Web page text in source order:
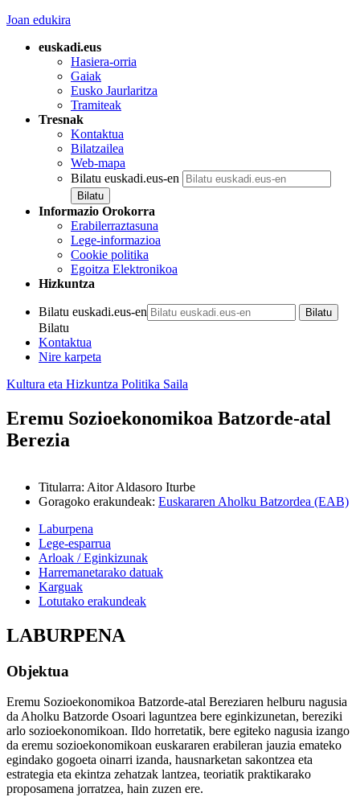
Joan edukira
euskadi.eus
Hasiera-orria
Gaiak
Eusko Jaurlaritza
Tramiteak
Tresnak
Kontaktua
Bilatzailea
Web-mapa
Bilatu euskadi.eus-en
Informazio Orokorra
Erabilerraztasuna
Lege-informazioa
Cookie politika
Egoitza Elektronikoa
Hizkuntza
Bilatu euskadi.eus-en
Bilatu
Kontaktua
Nire karpeta
Kultura eta Hizkuntza Politika Saila
Eremu Sozioekonomikoa Batzorde-atal
Berezia
Titularra: Aitor Aldasoro Iturbe
Goragoko erakundeak: Euskararen Aholku Batzordea (EAB)
Laburpena
Lege-esparrua
Arloak / Eginkizunak
Harremanetarako datuak
Karguak
Lotutako erakundeak
LABURPENA
Objektua
Eremu Sozioekonomikoa Batzorde-atal Bereziaren helburu nagusia
da Aholku Batzorde Osoari laguntzea bere eginkizunetan, bereziki
arlo sozioekonomikoan. Ildo horretatik, bere egiteko nagusia izango
da eremu sozioekonomikoan euskararen erabileran jauzia emateko
egindako gogoeta oinarri izanda, hausnarketan sakontzea eta
estrategia eta ekintza zehatzak lantzea, teoriatik praktikarako
proposamena jorratzea, hain zuzen ere.